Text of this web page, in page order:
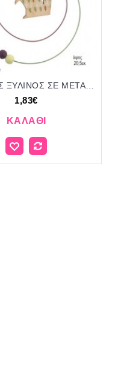
1,83€
ΚΑΛΆΘΙ